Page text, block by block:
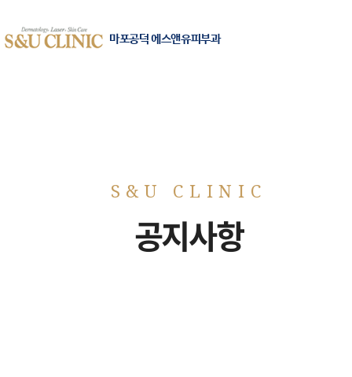
마포공덕 에스앤유피부과
공지사항